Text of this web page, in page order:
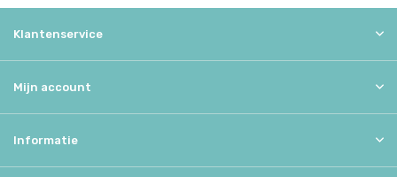
Klantenservice
Mijn account
Informatie